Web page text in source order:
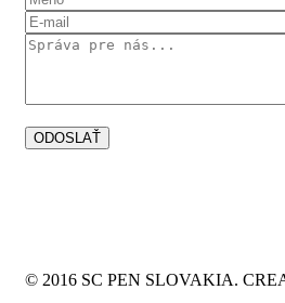
© 2016 SC PEN SLOVAKIA.